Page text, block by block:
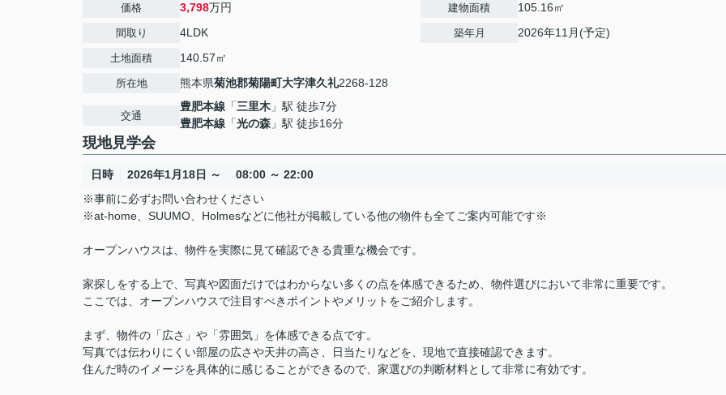
価格 3,798万円
間取り 4LDK
土地面積 140.57㎡
所在地 熊本県菊池郡菊陽町大字津久礼2268-128
交通
豊肥本線 「三里木 」駅 徒歩7分
豊肥本線 「光の森 」駅 徒歩16分
建物面積 105.16㎡
築年月 2026年11月(予定)
現地見学会
日時
2026年1月18日 ～ 08:00 ～ 22:00
※事前に必ずお問い合わせください
※at-home、SUUMO、Holmesなどに他社が掲載している他の物件も全てご案内可能です※
オープンハウスは、物件を実際に見て確認できる貴重な機会です。
家探しをする上で、写真や図面だけではわからない多くの点を体感できるため、物件選びにおいて非常に重要です。
ここでは、オープンハウスで注目すべきポイントやメリットをご紹介します。
まず、物件の「広さ」や「雰囲気」を体感できる点です。
写真では伝わりにくい部屋の広さや天井の高さ、日当たりなどを、現地で直接確認できます。
住んだ時のイメージを具体的に感じることができるので、家選びの判断材料として非常に有効です。